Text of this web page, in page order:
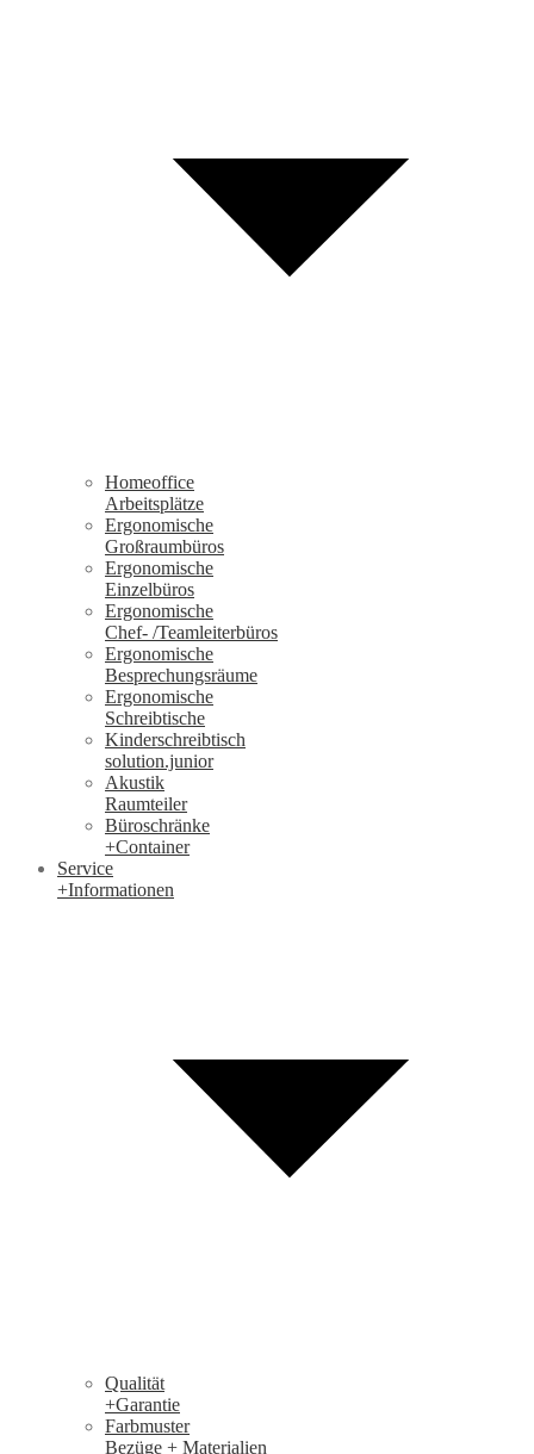
Homeoffice
Arbeitsplätze
Ergonomische
Großraumbüros
Ergonomische
Einzelbüros
Ergonomische
Chef- /Teamleiterbüros
Ergonomische
Besprechungsräume
Ergonomische
Schreibtische
Kinderschreibtisch
solution.junior
Akustik
Raumteiler
Büroschränke
+Container
Service
+Informationen
Qualität
+Garantie
Farbmuster
Bezüge + Materialien